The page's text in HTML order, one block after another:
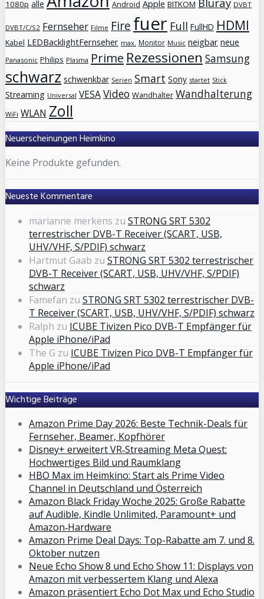
1080p alle Android Apple BITKOM DVBT
DVBT/C/S2 Fernseher Filme Fire fuer Full FullHD HDMI
Kabel LEDBacklightFernseher max. Monitor Music neigbar neue
Panasonic Philips Plasma Prime Rezessionen Samsung
schwarz schwenkbar Serien Smart Sony startet Stick
Streaming Universal VESAVideo Wandhalter Wandhalterung
WiFi WLAN Zoll
Neuerscheinungen Heimkino
Keine Produkte gefunden.
Neueste Kommentare
marianne merkens zu STRONG SRT 5302
terrestrischer DVB-T Receiver (SCART, USB,
UHV/VHF, S/PDIF) schwarz
Hartmut Gaab zu STRONG SRT 5302 terrestrischer
DVB-T Receiver (SCART, USB, UHV/VHF, S/PDIF)
schwarz
Famefan zu STRONG SRT 5302 terrestrischer DVB-
T Receiver (SCART, USB, UHV/VHF, S/PDIF) schwarz
Ralph zu ICUBE Tivizen Pico DVB-T Empfänger für
Apple iPhone/iPad
The G zu ICUBE Tivizen Pico DVB-T Empfänger für
Apple iPhone/iPad
Wichtige Beiträge
Amazon Prime Day 2026: Beste Technik-Deals für
Fernseher, Beamer, Kopfhörer
Disney+ erweitert VR‑Streaming Meta Quest:
Hochwertiges Bild und Raumklang
HBO Max im Heimkino: Start als Prime Video
Channel in Deutschland und Österreich
Amazon Black Friday Woche 2025: Große Rabatte
auf Audible, Kindle Unlimited, Paramount+ und
Amazon‑Hardware
Amazon Prime Deal Days: Top-Rabatte am 7. und 8.
Oktober nutzen
Neue Echo Show 8 und Echo Show 11: Displays von
Amazon mit verbessertem Klang und Alexa
Amazon präsentiert Echo Dot Max und Echo Studio